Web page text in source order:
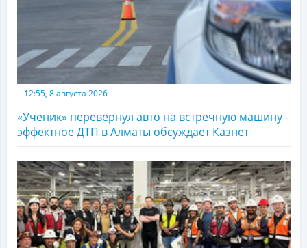
12:55, 8 августа 2026
«Ученик» перевернул авто на встречную машину -
эффектное ДТП в Алматы обсуждает Казнет